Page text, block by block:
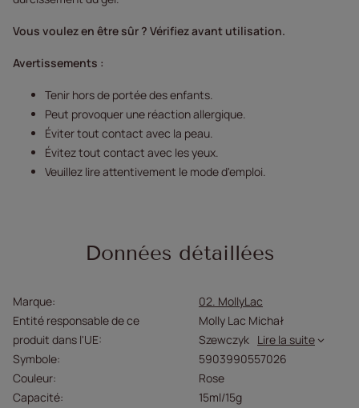
Vous voulez en être sûr ? Vérifiez avant utilisation.
Avertissements :
Tenir hors de portée des enfants.
Peut provoquer une réaction allergique.
Éviter tout contact avec la peau.
Évitez tout contact avec les yeux.
Veuillez lire attentivement le mode d'emploi.
Données détaillées
Marque
02. MollyLac
Entité responsable de ce
produit dans l'UE
Molly Lac Michał
Szewczyk Lire la suite
Symbole
5903990557026
Couleur
Rose
Capacité
15ml/15g